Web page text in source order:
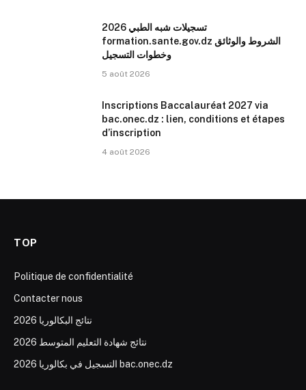
تسجيلات شبه الطبي 2026
formation.sante.gov.dz الشروط والوثائق
وخطوات التسجيل
5 août 2026
Inscriptions Baccalauréat 2027 via
bac.onec.dz : lien, conditions et étapes
d’inscription
4 août 2026
TOP
Politique de confidentialité
Contacter nous
نتائج البكالوريا 2026
نتائج شهادة التعليم المتوسط 2026
التسجيل في بكالوريا 2026 bac.onec.dz